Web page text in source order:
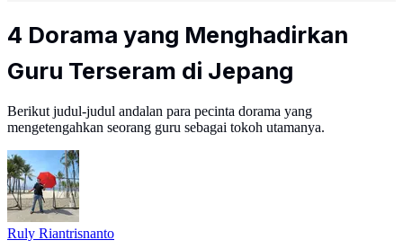
4 Dorama yang Menghadirkan
Guru Terseram di Jepang
Berikut judul-judul andalan para pecinta dorama yang
mengetengahkan seorang guru sebagai tokoh utamanya.
Ruly Riantrisnanto